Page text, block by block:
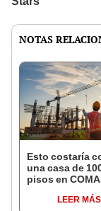
NOTAS
Esto costaría
una casa de
pisos en
distritos de
LEER MÁS